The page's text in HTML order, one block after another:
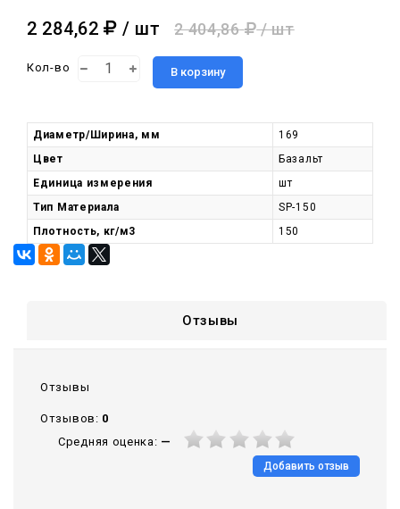
2 284,62 / шт 2 404,86 / шт
Кол-во В корзину
Диаметр/Ширина, мм
169
Цвет
Базальт
Единица измерения
шт
Тип Материала
SP-150
Плотность, кг/м3
150
Отзывы
Отзывы
Отзывов: 0
Средняя оценка: —
Добавить отзыв